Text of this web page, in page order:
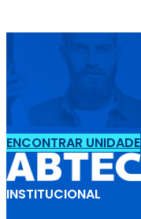
ENCONTRAR UNIDADE
INSTITUCIONAL